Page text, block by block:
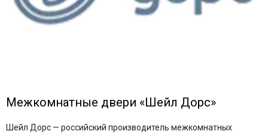
Межкомнатные двери «Шейл Дорс»
Шейл Дорс — российский производитель межкомнатных